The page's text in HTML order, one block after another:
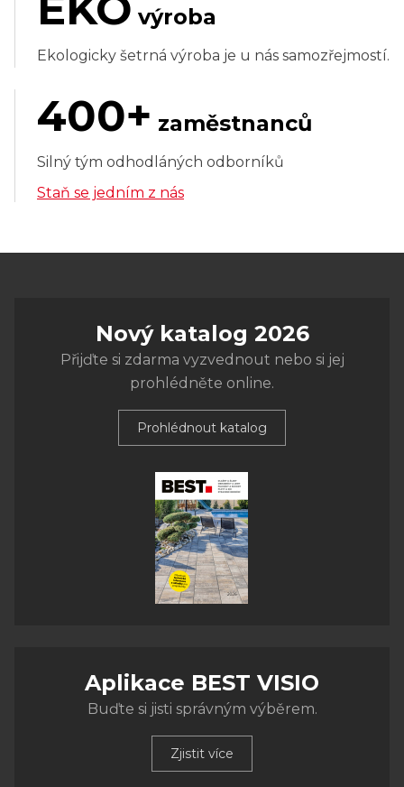
výroba
Ekologicky šetrná výroba je u nás samozřejmostí.
400+ zaměstnanců
Silný tým odhodláných odborníků
Staň se jedním z nás
Nový katalog 2026
Přijďte si zdarma vyzvednout nebo si jej
prohlédněte online.
Prohlédnout katalog
Aplikace BEST VISIO
Buďte si jisti správným výběrem.
Zjistit více